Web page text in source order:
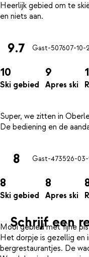
Heerlijk gebied om te
9.7 Gast-507607-10-
10
Ski gebied
9
Apres ski
Super, we zitten in
8 Gast-473526-03-
8
Ski gebied
8
Apres ski
Mooi gebied met fijne
Het dorpje is gezellig en
bergrestaurantjes. De
Schrijf een